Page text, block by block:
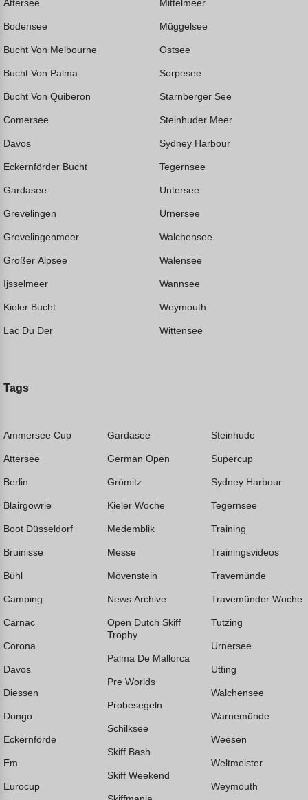
Attersee
Bodensee
Bucht Von Melbourne
Bucht Von Palma
Bucht Von Quiberon
Comersee
Davos
Eckernförder Bucht
Gardasee
Grevelingen
Grevelingenmeer
Großer Alpsee
Ijsselmeer
Kieler Bucht
Lac Du Der
Mittelmeer
Müggelsee
Ostsee
Sorpesee
Starnberger See
Steinhuder Meer
Sydney Harbour
Tegernsee
Untersee
Urnersee
Walchensee
Walensee
Wannsee
Weymouth
Wittensee
Tags
Ammersee Cup
Attersee
Berlin
Blairgowrie
Boot Düsseldorf
Bruinisse
Bühl
Camping
Carnac
Corona
Davos
Diessen
Dongo
Eckernförde
Em
Eurocup
Gardasee
German Open
Grömitz
Kieler Woche
Medemblik
Messe
Mövenstein
News Archive
Open Dutch Skiff
Trophy
Palma De Mallorca
Pre Worlds
Probesegeln
Schilksee
Skiff Bash
Skiff Weekend
Steinhude
Supercup
Sydney Harbour
Tegernsee
Training
Trainingsvideos
Travemünde
Travemünder Woche
Tutzing
Urnersee
Utting
Walchensee
Warnemünde
Weesen
Weltmeister
Weymouth